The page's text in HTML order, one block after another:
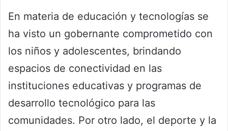
En materia de educación y tecnologías se
ha visto un gobernante comprometido con
los niños y adolescentes, brindando
espacios de conectividad en las
instituciones educativas y programas de
desarrollo tecnológico para las
comunidades. Por otro lado, el deporte y la